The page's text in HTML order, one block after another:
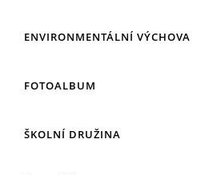
ENVIRONMENTÁLNÍ VÝCHOVA
FOTOALBUM
ŠKOLNÍ DRUŽINA